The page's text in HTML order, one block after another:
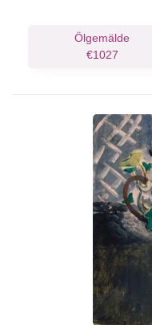
Ölgemälde
€1027